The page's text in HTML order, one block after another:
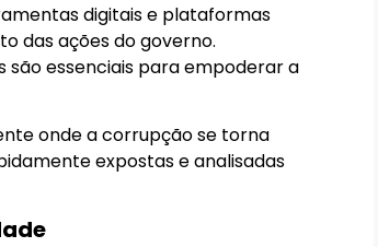
digitais e plataformas
das ações do governo.
essenciais para empoderar a
onde a corrupção se torna
expostas e analisadas